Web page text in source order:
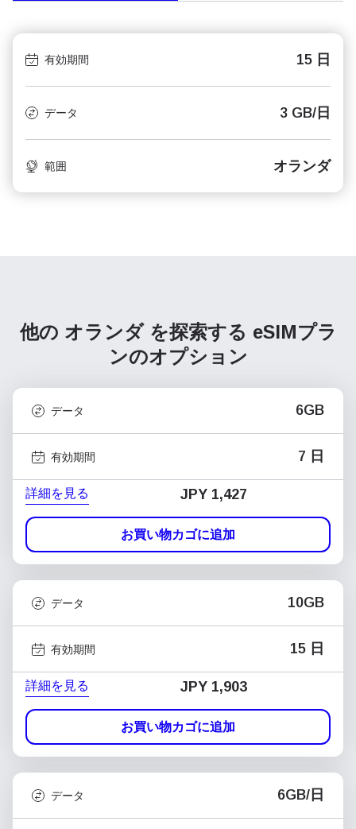
有効期間 15 日
データ 3 GB/日
範囲 オランダ
他の オランダ を探索する eSIMプラ
ンのオプション
データ 6GB
有効期間 7 日
詳細を見る JPY 1,427
お買い物カゴに追加
データ 10GB
有効期間 15 日
詳細を見る JPY 1,903
お買い物カゴに追加
データ 6GB/日